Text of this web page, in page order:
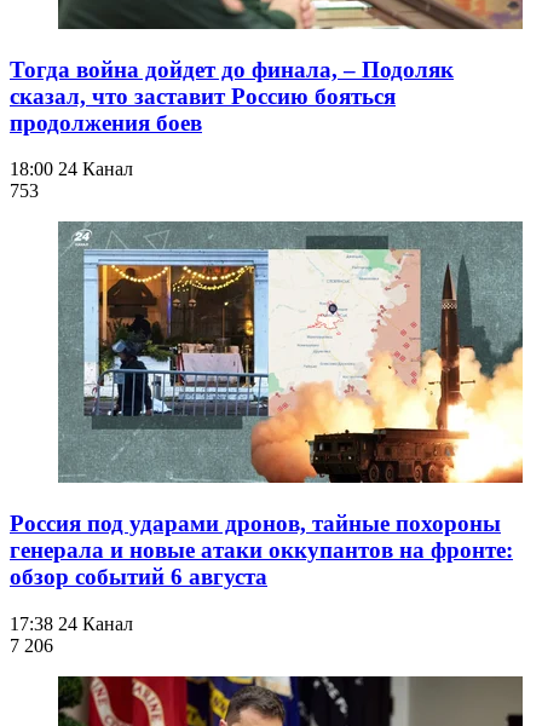
Тогда война дойдет до финала, – Подоляк
сказал, что заставит Россию бояться
продолжения боев
18:00 24 Канал
753
Россия под ударами дронов, тайные похороны
генерала и новые атаки оккупантов на фронте:
обзор событий 6 августа
17:38 24 Канал
7 206